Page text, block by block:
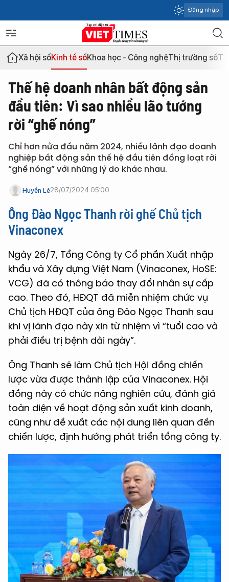
Đăng nhập
Xã hội sốKinh tế sốKhoa học - Công nghệThị trường số
Thế hệ doanh nhân bất động sản
đầu tiên: Vì sao nhiều lão tướng
rời “ghế nóng”
Chỉ hơn nửa đầu năm 2024, nhiều lãnh đạo doanh
nghiệp bất động sản thế hệ đầu tiên đồng loạt rời
“ghế nóng” với những lý do khác nhau.
Huyền Lê28/07/2024 05:00
Ông Đào Ngọc Thanh rời ghế Chủ tịch
Vinaconex
Ngày 26/7, Tổng Công ty Cổ phần Xuất nhập
khẩu và Xây dựng Việt Nam (Vinaconex, HoSE:
VCG) đã có thông báo thay đổi nhân sự cấp
cao. Theo đó, HĐQT đã miễn nhiệm chức vụ
Chủ tịch HĐQT của ông Đào Ngọc Thanh sau
khi vị lãnh đạo này xin từ nhiệm vì “tuổi cao và
phải điều trị bệnh dài ngày”.
Ông Thanh sẽ làm Chủ tịch Hội đồng chiến
lược vừa được thành lập của Vinaconex. Hội
đồng này có chức năng nghiên cứu, đánh giá
toàn diện về hoạt động sản xuất kinh doanh,
cũng như đề xuất các nội dung liên quan đến
chiến lược, định hướng phát triển tổng công ty.